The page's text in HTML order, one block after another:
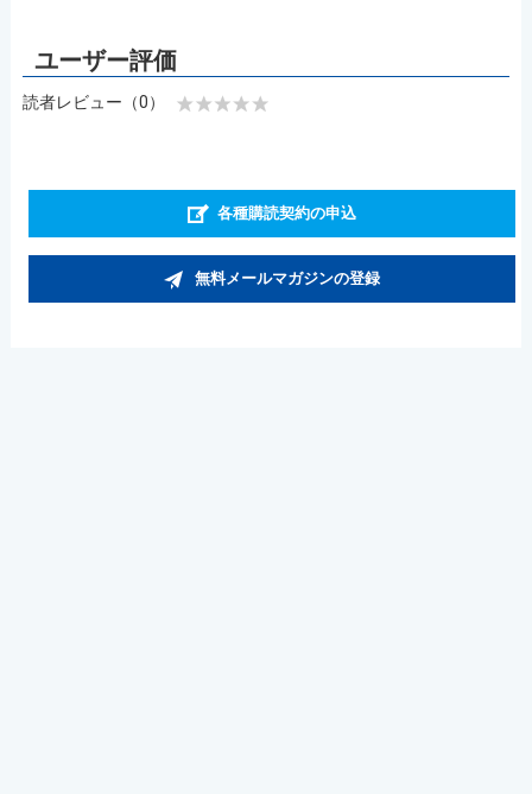
読者レビュー（0）
各種購読契約の申込
無料メールマガジンの登録